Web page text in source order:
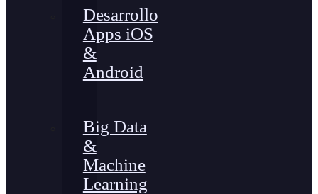
Desarrollo
Apps iOS
&
Android
Big Data
&
Machine
Learning